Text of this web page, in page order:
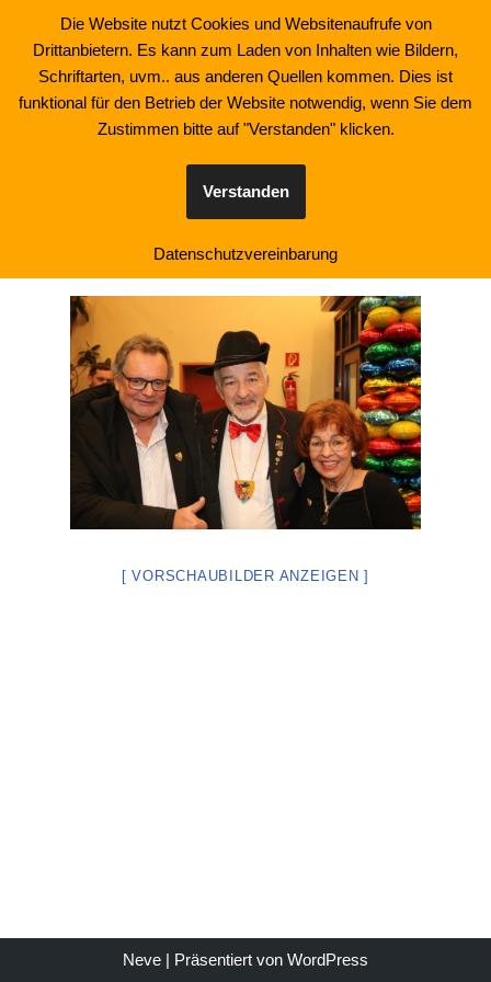
Zum
Inhalt
springen
Sitzung 24.1.2026
[ VORSCHAUBILDER ANZEIGEN ]
Neve | Präsentiert von WordPress
Die Website nutzt Cookies und Websitenaufrufe von
Drittanbietern. Es kann zum Laden von Inhalten wie Bildern,
Schriftarten, uvm.. aus anderen Quellen kommen. Dies ist
funktional für den Betrieb der Website notwendig, wenn Sie dem
Zustimmen bitte auf "Verstanden" klicken.
Verstanden
Datenschutzvereinbarung